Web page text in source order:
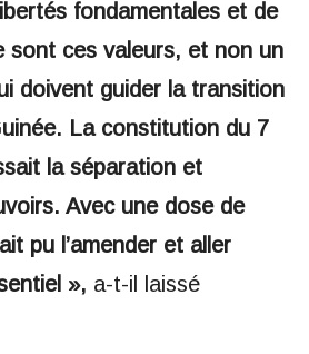
fondamentales et de
sont ces valeurs, et non un
doivent guider la transition
La constitution du 7
la séparation et
Avec une dose de
pu l’amender et aller
», a-t-il laissé